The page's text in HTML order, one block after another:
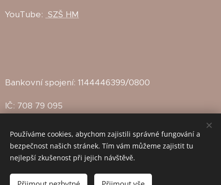
YouTube: SZŠ HM
Bankovní spojení: 1144446399/0800
IČ: 708 79 095
IZO: 102142815
Zřizovatel: Město Heřmanův Městec
Používáme cookies, abychom zajistili správné fungování a
bezpečnost našich stránek. Tím vám můžeme zajistit tu
nejlepší zkušenost při jejich návštěvě.